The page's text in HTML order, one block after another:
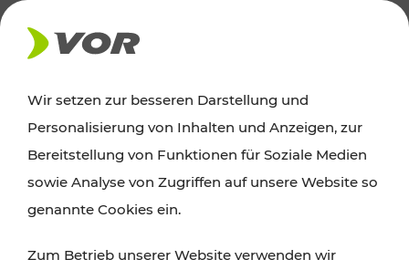
AKTUELLES
Ausflugstipps
Wien, Niederösterreich und das Burgenland
Wanderungen, Kultur und Gastronomie,
Wir setzen zur besseren Darstellung und
Personalisierung von Inhalten und Anzeigen, zur
Bereitstellung von Funktionen für Soziale Medien
sowie Analyse von Zugriffen auf unsere Website so
genannte Cookies ein.
Zum Betrieb unserer Website verwenden wir